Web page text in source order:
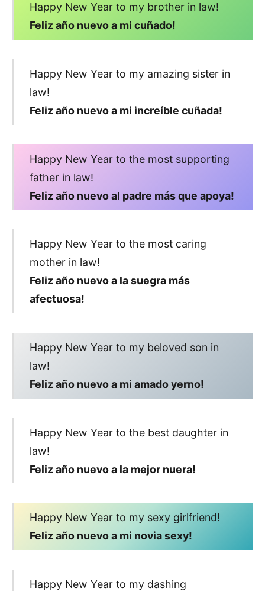
Happy New Year to my brother in law!
Feliz año nuevo a mi cuñado!
Happy New Year to my amazing sister in
law!
Feliz año nuevo a mi increíble cuñada!
Happy New Year to the most supporting
father in law!
Feliz año nuevo al padre más que apoya!
Happy New Year to the most caring
mother in law!
Feliz año nuevo a la suegra más
afectuosa!
Happy New Year to my beloved son in
law!
Feliz año nuevo a mi amado yerno!
Happy New Year to the best daughter in
law!
Feliz año nuevo a la mejor nuera!
Happy New Year to my sexy girlfriend!
Feliz año nuevo a mi novia sexy!
Happy New Year to my dashing